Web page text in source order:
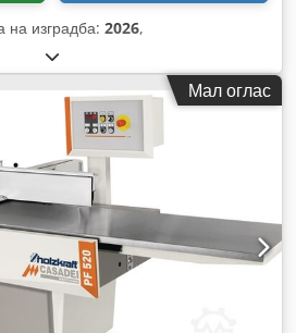
на изградба: 2026,
Мал оглас